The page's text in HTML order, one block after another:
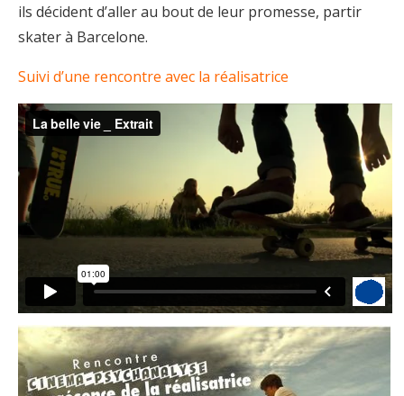
ils décident d’aller au bout de leur promesse, partir
skater à Barcelone.
Suivi d’une rencontre avec la réalisatrice